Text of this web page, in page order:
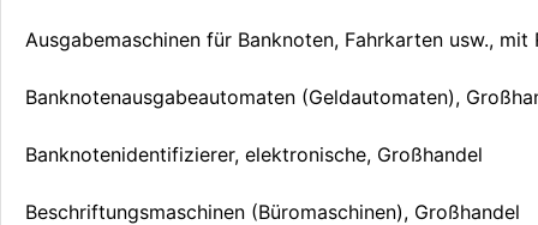
Ausgabemaschinen für Banknoten, Fahrkarten usw., mit
Banknotenausgabeautomaten (Geldautomaten),
Banknotenidentifizierer, elektronische, Großhandel
Beschriftungsmaschinen (Büromaschinen), Großhandel